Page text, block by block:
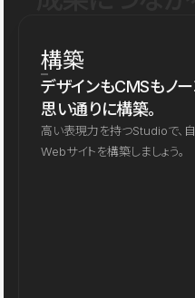
構築
デザインもCMSもノ
思い通りに構築。
高い表現力を持つStudioで、
Webサイトを構築しましょう。